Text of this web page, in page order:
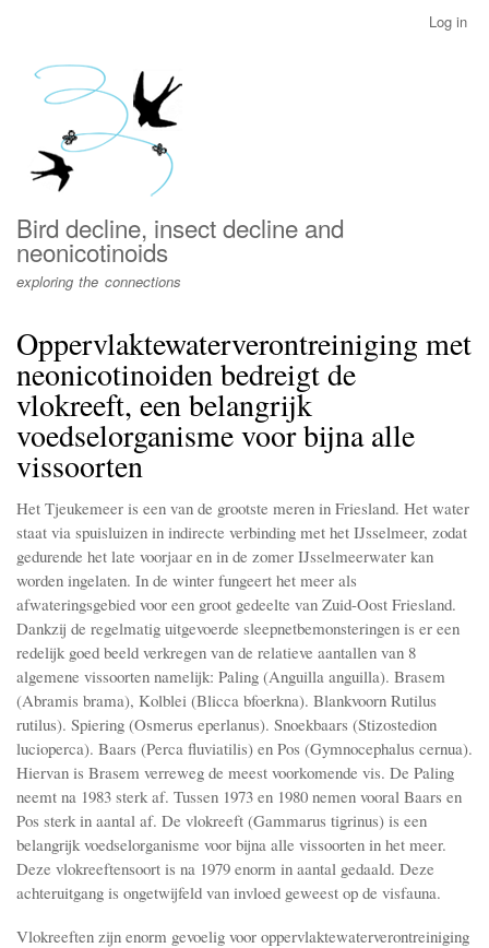
menu
Log in
Bird decline, insect decline and
neonicotinoids
exploring the connections
Oppervlaktewaterverontreiniging met
neonicotinoiden bedreigt de
vlokreeft, een belangrijk
voedselorganisme voor bijna alle
vissoorten
Het Tjeukemeer is een van de grootste meren in Friesland. Het water
staat via spuisluizen in indirecte verbinding met het IJsselmeer, zodat
gedurende het late voorjaar en in de zomer IJsselmeerwater kan
worden ingelaten. In de winter fungeert het meer als
afwateringsgebied voor een groot gedeelte van Zuid-Oost Friesland.
Dankzij de regelmatig uitgevoerde sleepnetbemonsteringen is er een
redelijk goed beeld verkregen van de relatieve aantallen van 8
algemene vissoorten namelijk: Paling (Anguilla anguilla). Brasem
(Abramis brama), Kolblei (Blicca bfoerkna). Blankvoorn Rutilus
rutilus). Spiering (Osmerus eperlanus). Snoekbaars (Stizostedion
lucioperca). Baars (Perca fluviatilis) en Pos (Gymnocephalus cernua).
Hiervan is Brasem verreweg de meest voorkomende vis. De Paling
neemt na 1983 sterk af. Tussen 1973 en 1980 nemen vooral Baars en
Pos sterk in aantal af. De vlokreeft (Gammarus tigrinus) is een
belangrijk voedselorganisme voor bijna alle vissoorten in het meer.
Deze vlokreeftensoort is na 1979 enorm in aantal gedaald. Deze
achteruitgang is ongetwijfeld van invloed geweest op de visfauna.
Vlokreeften zijn enorm gevoelig voor oppervlaktewaterverontreiniging